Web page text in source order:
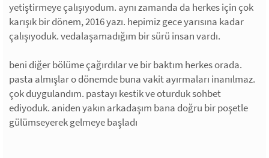
yetiştirmeye çalışıyodum. aynı zamanda da herkes için çok
karışık bir dönem, 2016 yazı. hepimiz gece yarısına kadar
çalışıyoduk. vedalaşamadığım bir sürü insan vardı.
beni diğer bölüme çağırdılar ve bir baktım herkes orada.
pasta almışlar o dönemde buna vakit ayırmaları inanılmaz.
çok duygulandım. pastayı kestik ve oturduk sohbet
ediyoduk. aniden yakın arkadaşım bana doğru bir poşetle
gülümseyerek gelmeye başladı